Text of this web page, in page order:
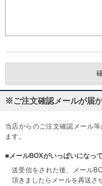
※ご注文確認メールが届
当店からのご注文確認メール
ます。
■メールBOXがいっぱいになって
送受信をされた後、メール
頂きましたらメールを再送さ